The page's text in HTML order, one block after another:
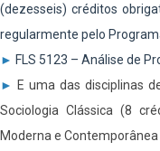
(dezesseis) créditos
regularmente pelo
► FLS 5123 – Análise de
►
E uma das disciplinas
Sociologia Clássica (8
Moderna e Contemporânea